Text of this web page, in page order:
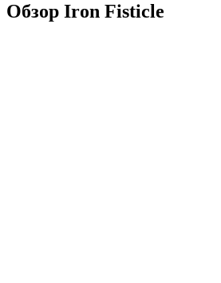
Обзор Iron Fisticle